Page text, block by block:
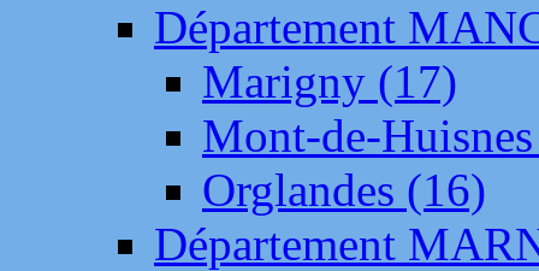
Département
Marigny (17)
Mont-de-
Orglandes (16)
Département